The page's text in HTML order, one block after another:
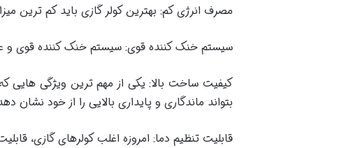
مصرف انرژی کم: بهترین کولر گازی باید کم ترین
سیستم خنک کننده قوی: سیستم خنک کننده قوی و
کیفیت ساخت بالا: یکی از مهم ترین ویژگی هایی
بتواند ماندگاری و پایداری بالایی را از خود نشان
قابلیت تنظیم دما: امروزه اغلب کولرهای گازی،